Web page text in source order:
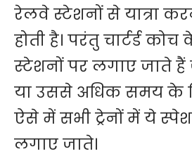
रेलवे स्टेशनों से यात्रा
होती है। परंतु चार्टर्ड
स्टेशनों पर लगाए जाते हैं
या उससे अधिक समय के
ऐसे में सभी ट्रेनों में ये
लगाए जाते।